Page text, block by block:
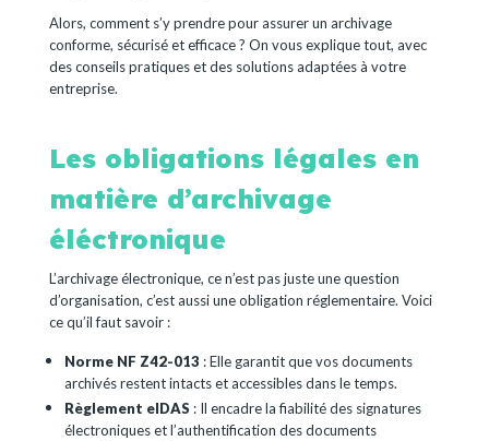
Alors, comment s’y prendre pour assurer un archivage
conforme, sécurisé et efficace ? On vous explique tout, avec
des conseils pratiques et des solutions adaptées à votre
entreprise.
Les obligations légales en
matière d’archivage
éléctronique
L’archivage électronique, ce n’est pas juste une question
d’organisation, c’est aussi une obligation réglementaire. Voici
ce qu’il faut savoir :
Norme NF Z42-013 : Elle garantit que vos documents
archivés restent intacts et accessibles dans le temps.
Règlement eIDAS : Il encadre la fiabilité des signatures
électroniques et l’authentification des documents